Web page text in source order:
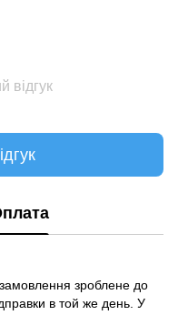
відгук
зроблене до
в той же день. У